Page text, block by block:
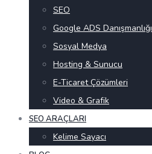
SEO
Google ADS Danışmanlığı
Sosyal Medya
Hosting & Sunucu
E-Ticaret Çözümleri
Video & Grafik
SEO ARAÇLARI
Kelime Sayacı